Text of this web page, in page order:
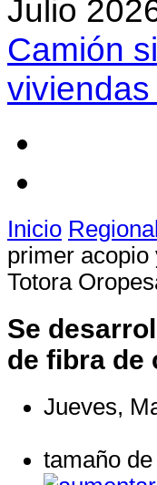
Julio
Camión
Inicio
primer acopio
Totora
Se
de fibra de
Jueves,
tamaño